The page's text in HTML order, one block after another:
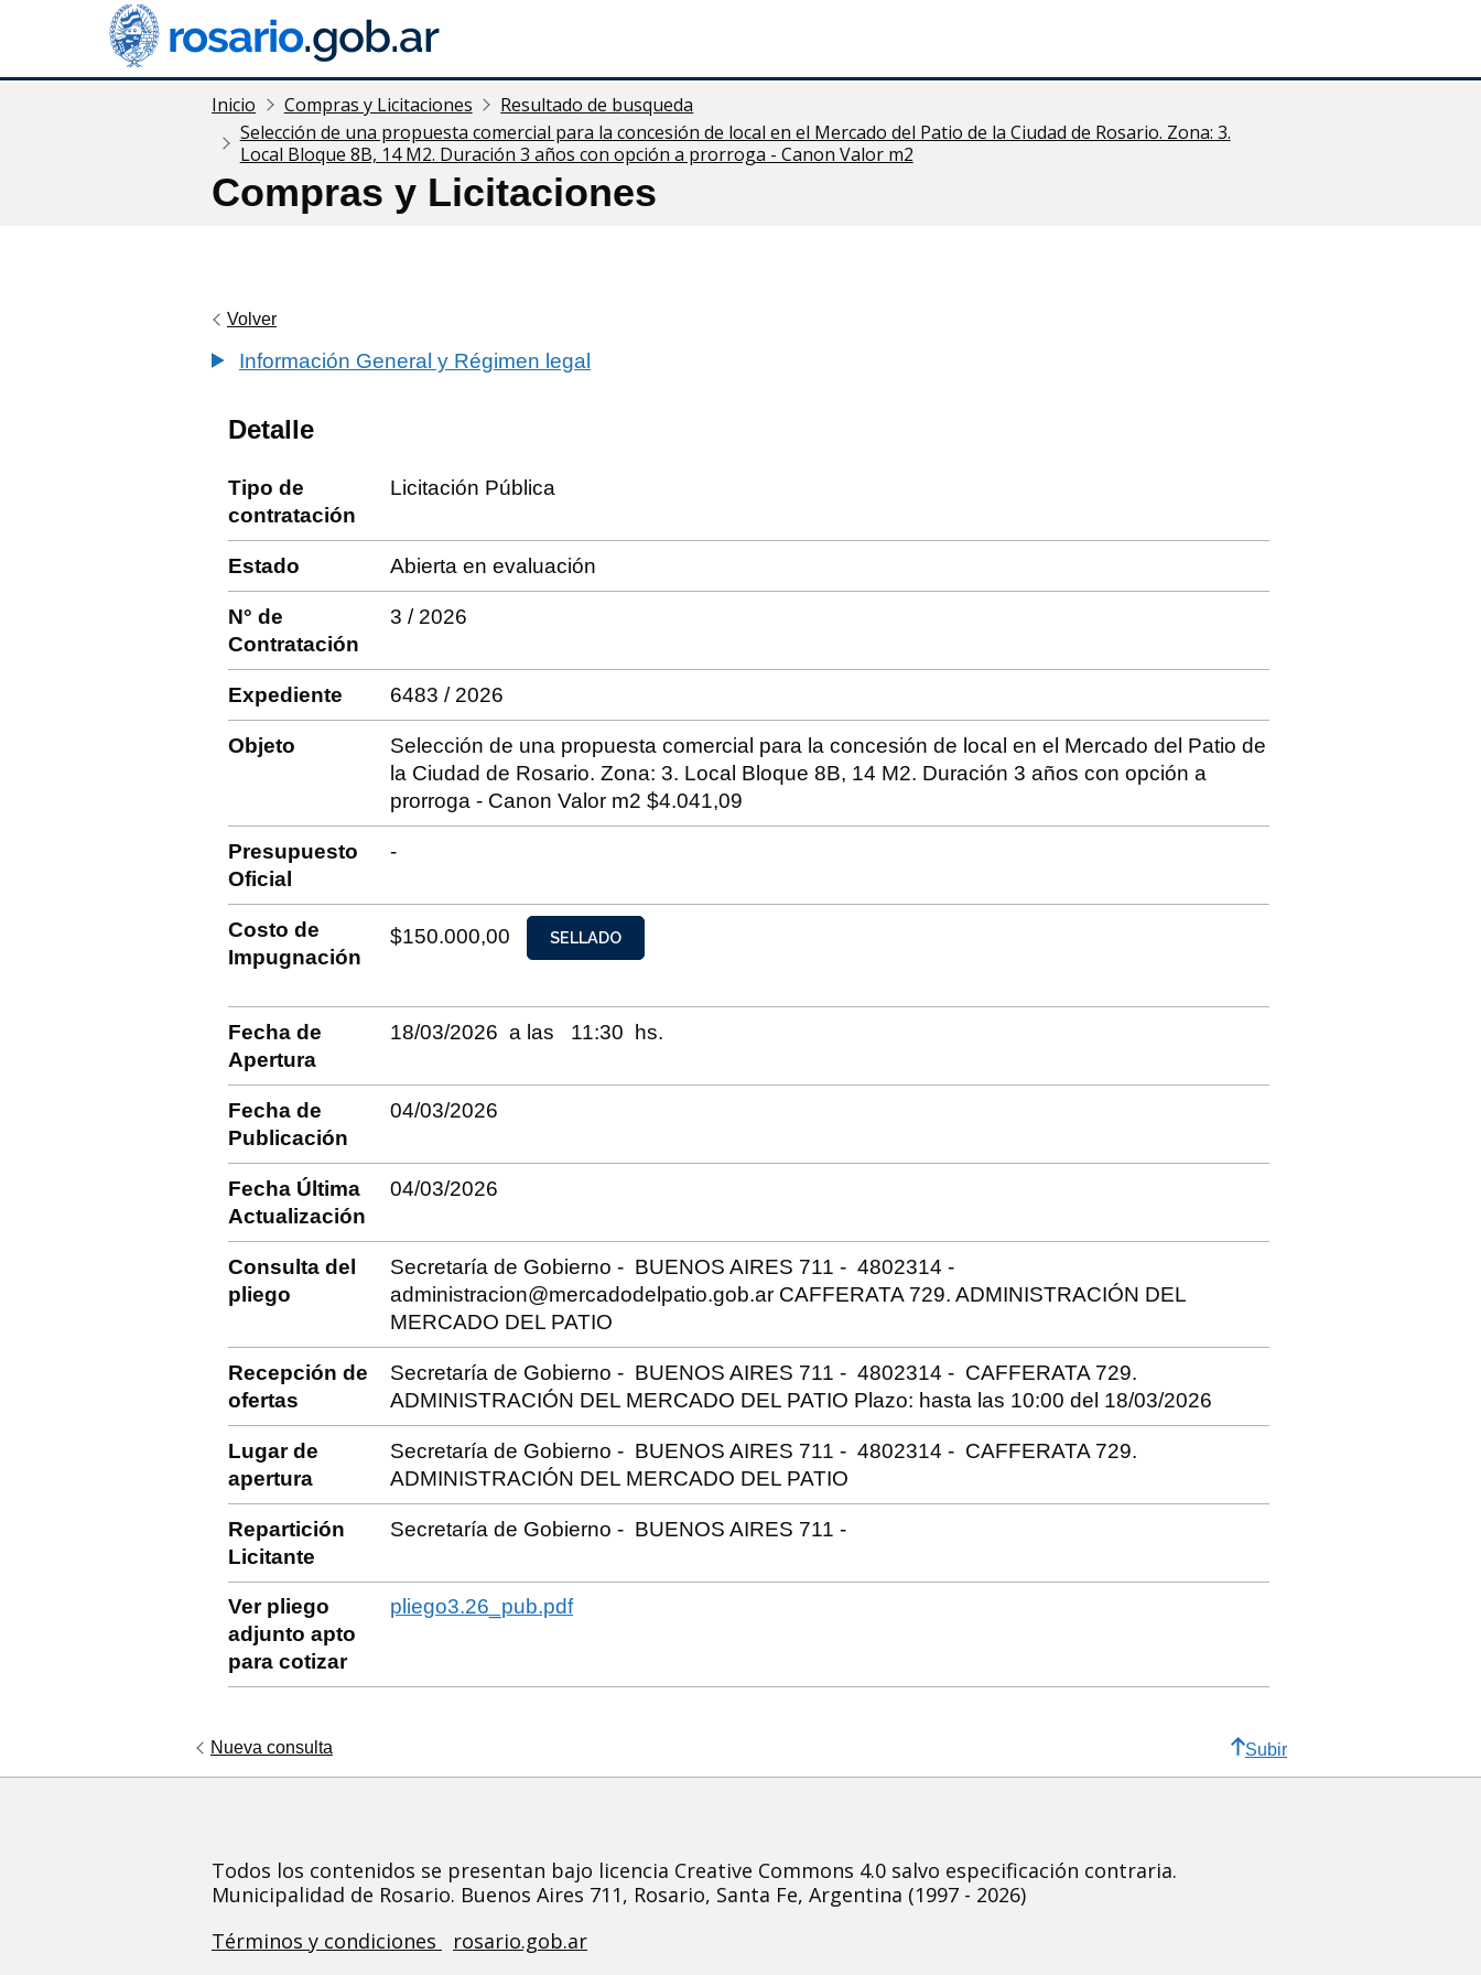
Inicio Compras y Licitaciones
Resultado de busqueda
Selección de una propuesta comercial para la concesión de local en el Mercado del Patio de la Ciudad de Rosario. Zona: 3.
Local Bloque 8B, 14 M2. Duración 3 años con opción a prorroga - Canon Valor m2
Compras y Licitaciones
Volver
Información General y Régimen legal
Detalle
Tipo de
contratación
Licitación Pública
Estado Abierta en evaluación
N° de
Contratación
3 / 2026
Expediente 6483 / 2026
Objeto
Selección de una propuesta comercial para la concesión de local en el Mercado del Patio de
la Ciudad de Rosario. Zona: 3. Local Bloque 8B, 14 M2. Duración 3 años con opción a
prorroga - Canon Valor m2 $4.041,09
Presupuesto
Oficial
-
Costo de
Impugnación
$150.000,00 SELLADO
Fecha de
Apertura
18/03/2026 a las 11:30 hs.
Fecha de
Publicación
04/03/2026
Fecha Última
Actualización
04/03/2026
Consulta del
pliego
Secretaría de Gobierno - BUENOS AIRES 711 - 4802314 -
administracion@mercadodelpatio.gob.ar CAFFERATA 729. ADMINISTRACIÓN DEL
MERCADO DEL PATIO
Recepción de
ofertas
Secretaría de Gobierno - BUENOS AIRES 711 - 4802314 - CAFFERATA 729.
ADMINISTRACIÓN DEL MERCADO DEL PATIO Plazo: hasta las 10:00 del 18/03/2026
Lugar de
apertura
Secretaría de Gobierno - BUENOS AIRES 711 - 4802314 - CAFFERATA 729.
ADMINISTRACIÓN DEL MERCADO DEL PATIO
Repartición
Licitante
Secretaría de Gobierno - BUENOS AIRES 711 -
Ver pliego
adjunto apto
para cotizar
pliego3.26_pub.pdf
Nueva consulta Subir
Todos los contenidos se presentan bajo licencia Creative Commons 4.0 salvo especificación contraria.
Municipalidad de Rosario. Buenos Aires 711, Rosario, Santa Fe, Argentina (1997 - 2026)
Términos y condiciones
rosario.gob.ar